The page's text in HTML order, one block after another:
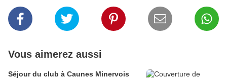
Vous aimerez aussi
Séjour du club à Caunes Minervois